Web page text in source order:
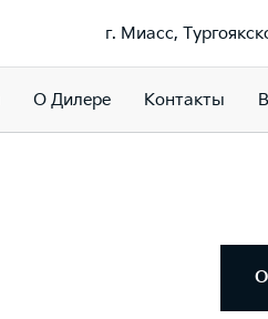
г. Миасс,
О Дилере Контакты